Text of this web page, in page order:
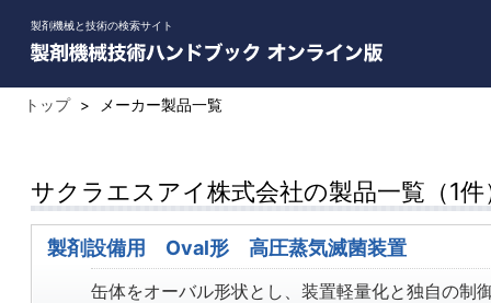
製剤機械と技術の検索サイト
トップ > メーカー製品一覧
サクラエスアイ株式会社の製品一覧（1件
製剤設備用 Oval形 高圧蒸気滅菌装置
缶体をオーバル形状とし、装置軽量化と独自の